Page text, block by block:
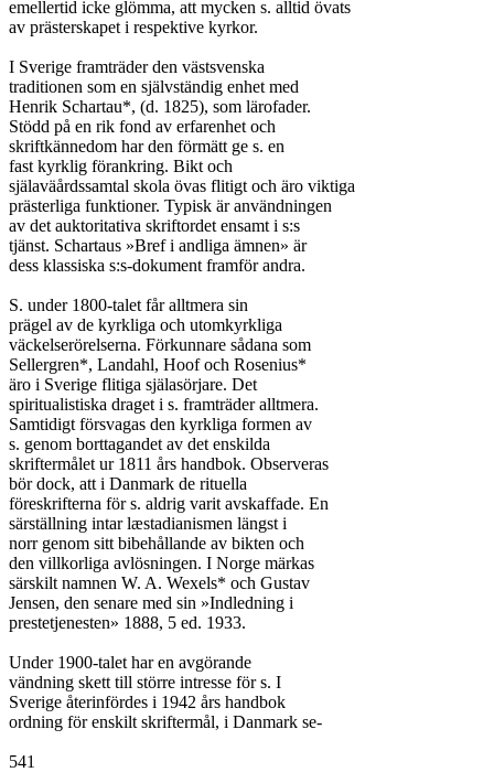
emellertid icke glömma, att mycken s. alltid övats
av prästerskapet i respektive kyrkor.
I Sverige framträder den västsvenska
traditionen som en självständig enhet med
Henrik Schartau*, (d. 1825), som lärofader.
Stödd på en rik fond av erfarenhet och
skriftkännedom har den förmätt ge s. en
fast kyrklig förankring. Bikt och
själaväårdssamtal skola övas flitigt och äro viktiga
prästerliga funktioner. Typisk är användningen
av det auktoritativa skriftordet ensamt i s:s
tjänst. Schartaus »Bref i andliga ämnen» är
dess klassiska s:s-dokument framför andra.
S. under 1800-talet får alltmera sin
prägel av de kyrkliga och utomkyrkliga
väckelserörelserna. Förkunnare sådana som
Sellergren*, Landahl, Hoof och Rosenius*
äro i Sverige flitiga själasörjare. Det
spiritualistiska draget i s. framträder alltmera.
Samtidigt försvagas den kyrkliga formen av
s. genom borttagandet av det enskilda
skriftermålet ur 1811 års handbok. Observeras
bör dock, att i Danmark de rituella
föreskrifterna för s. aldrig varit avskaffade. En
särställning intar læstadianismen längst i
norr genom sitt bibehållande av bikten och
den villkorliga avlösningen. I Norge märkas
särskilt namnen W. A. Wexels* och Gustav
Jensen, den senare med sin »Indledning i
prestetjenesten» 1888, 5 ed. 1933.
Under 1900-talet har en avgörande
vändning skett till större intresse för s. I
Sverige återinfördes i 1942 års handbok
ordning för enskilt skriftermål, i Danmark se-
541